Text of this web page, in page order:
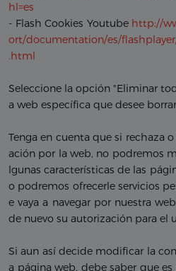
hl=es
- Flash Cookies Youtube http://
ort/documentation/es/
.html
Seleccione la opción "Eliminar
a web específica que desee
Tenga en cuenta que si rechaza
ación por la web, no podremos
lgunas características de las
o podremos ofrecerle servicios
e vaya a navegar por nuestra
de nuevo su autorización para el
Si aun así decide modificar la
a página web, debe saber que